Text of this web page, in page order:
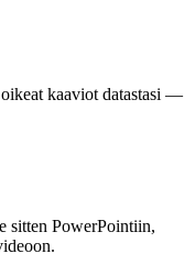
kaaviot datastasi —
sitten PowerPointiin,